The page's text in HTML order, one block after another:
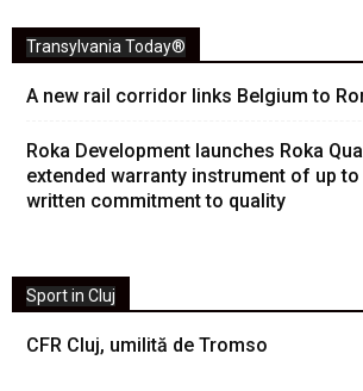
Transylvania Today®
A new rail corridor links Belgium to
Roka Development launches Roka
extended warranty instrument of up to
written commitment to quality
Sport in Cluj
CFR Cluj, umilită de Tromso